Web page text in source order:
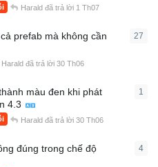
Harald đã trả lời 1 Th07
prefab mà không cần
Harald đã trả lời 30 Th06
27
màu đen khi phát
4.3
Harald đã trả lời 30 Th06
1
đúng trong chế độ
4